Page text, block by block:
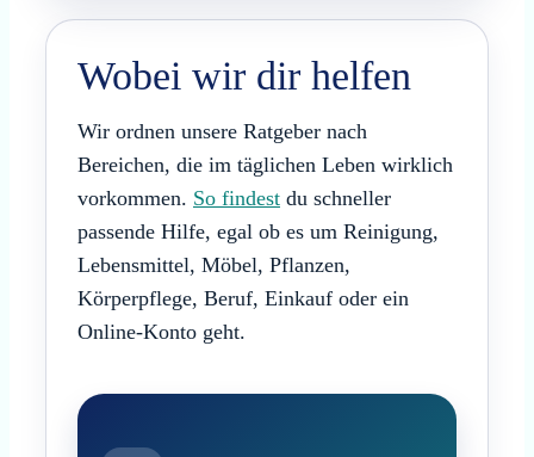
Wobei wir dir helfen
Wir ordnen unsere Ratgeber nach
Bereichen, die im täglichen Leben wirklich
vorkommen. So findest du schneller
passende Hilfe, egal ob es um Reinigung,
Lebensmittel, Möbel, Pflanzen,
Körperpflege, Beruf, Einkauf oder ein
Online-Konto geht.